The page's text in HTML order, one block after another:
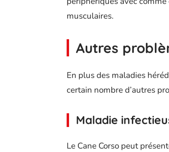
musculaires.
Autres
En plus des maladies
certain nombre d’autres
Maladie
Le Cane Corso peut